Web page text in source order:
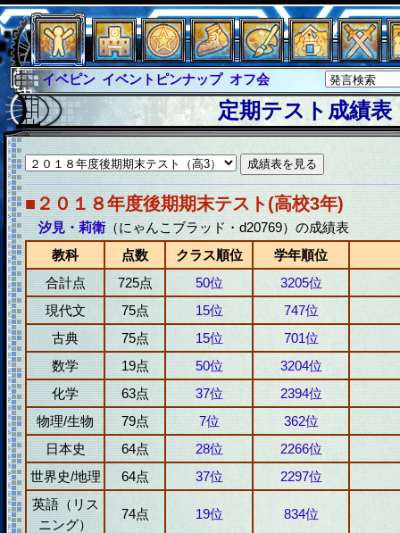
イベピン イベントピンナップ オフ会
グラシャ
グラシャ・ラボラス
グローバルジャスティス サイキックハーツ
サイキックハーツ大戦 シュラウド ソロモン
ファイナル アブソーバー
定期テスト成績表
■２０１８年度後期期末テスト(高校3年)
汐見・莉衛（にゃんこブラッド・d20769）の成績表
教科
点数 クラス順位
学年順位
合計点
725点 50位
3205位
現代文
75点 15位 747位
古典
75点 15位 701位
数学
19点 50位
3204位
化学
63点 37位 2394位
物理/生物
79点 7位 362位
日本史
64点 28位 2266位
世界史/地理
64点 37位 2297位
英語（リス
ニング）
74点 19位 834位